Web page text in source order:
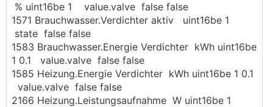
% uint16be 1 value.valve false false
1571 Brauchwasser.Verdichter aktiv uint16be 1
state false false
1583 Brauchwasser.Energie Verdichter kWh uint16be
1 0.1 value.valve false false
1585 Heizung.Energie Verdichter kWh uint16be 1 0.1
value.valve false false
2166 Heizung.Leistungsaufnahme W uint16be 1